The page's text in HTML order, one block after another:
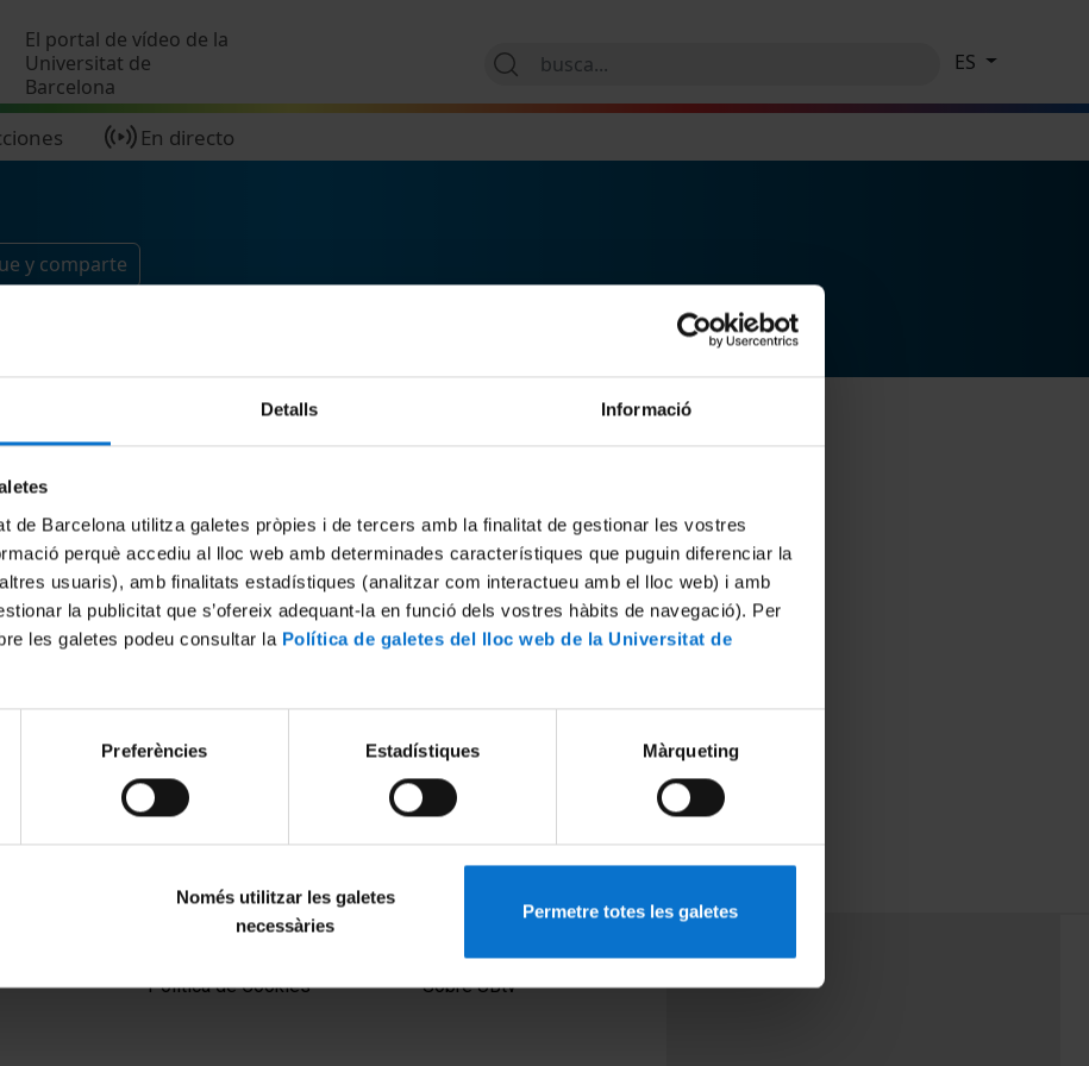
Detalls Informació
de Barcelona utilitza galetes pròpies i de tercers amb la finalitat de gestionar les vostres
perquè accediu al lloc web amb determinades característiques que puguin diferenciar la
usuaris), amb finalitats estadístiques (analitzar com interactueu amb el lloc web) i amb
la publicitat que s’ofereix adequant-la en funció dels vostres hàbits de navegació). Per
les galetes podeu consultar la Política de galetes del lloc web de la Universitat de
Preferències Estadístiques Màrqueting
Només utilitzar les galetes
necessàries
Permetre totes les galetes
El portal de vídeo de la
Universitat de
Barcelona
En directo
ES
y comparte
Política de Cookies
Sobre UBtv